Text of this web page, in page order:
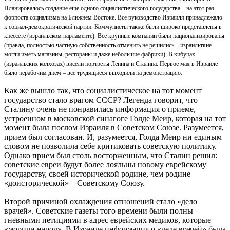
Планировалось создание еще одного социалистического государства – на этот раз
форпоста социализма на Ближнем Востоке. Все руководство Израиля принадлежало
к социал-демократической партии. Коммунисты также были широко представлены в
кнессете (израильском парламенте). Все крупные компании были национализированы
(правда, полностью частную собственность отменить не решились – израильтяне
могли иметь магазины, рестораны и даже небольшие фабрики). В кибуцах
(израильских колхозах) висели портреты Ленина и Сталина. Первое мая в Израиле
было нерабочим днем – все трудящиеся выходили на демонстрацию.
Как же вышло так, что социалистическое на тот момент
государство стало врагом СССР? Легенда говорит, что
Сталину очень не понравилась информация о приеме,
устроенном в московской синагоге Голде Меир, которая на тот
момент была послом Израиля в Советском Союзе. Разумеется,
прием был согласован. И, разумеется, Голда Меир ни единым
словом не позволила себе критиковать советскую политику.
Однако прием был столь восторженным, что Сталин решил:
советские евреи будут более лояльны новому еврейскому
государству, своей исторической родине, чем родине
«доисторической» – Советскому Союзу.
Второй причиной охлаждения отношений стало «дело
врачей». Советские газеты того времени были полны
гневными петициями в адрес еврейских медиков, которые